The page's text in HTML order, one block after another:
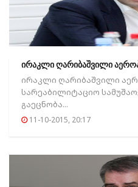
ირაკლი ღარიბაშვილი
ირაკლი ღარიბაშვილი
სარეაბილიტაციო
გაეცნობა...
11-10-2015, 20:17